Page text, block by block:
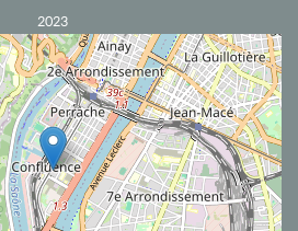
2023